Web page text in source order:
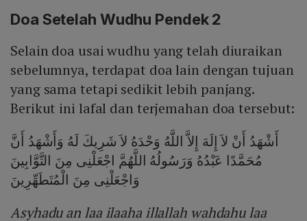
Doa Setelah Wudhu Pendek 2
Selain doa usai wudhu yang telah diuraikan
sebelumnya, terdapat doa lain dengan tujuan
yang sama tetapi sedikit lebih panjang.
Berikut ini lafal dan terjemahan doa tersebut:
أَشْهَدُ أَنْ لاَ إِلَهَ إِلاَّ اللَّهُ وَحْدَهُ لاَ شَرِيكَ لَهُ وَأَشْهَدُ أَنَّ
مُحَمَّدًا عَبْدُهُ وَرَسُولُهُ اللَّهُمَّ اجْعَلْنِى مِنَ التَّوَّابِينَ
وَاجْعَلْنِى مِنَ الْمُتَطَهِّرِينَ
Asyhadu an laa ilaaha illallah wahdahu laa